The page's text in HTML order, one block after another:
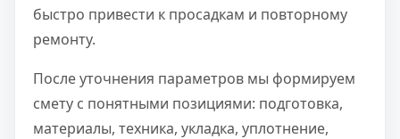
быстро привести к просадкам и повторному
ремонту.
После уточнения параметров мы формируем
смету с понятными позициями: подготовка,
материалы, техника, укладка, уплотнение,